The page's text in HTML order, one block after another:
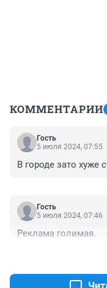
КОММЕНТАРИИ
Гость
5 июля 2024, 07:55
В городе зато хуже
Гость
5 июля 2024, 07:46
Реклама голимая.